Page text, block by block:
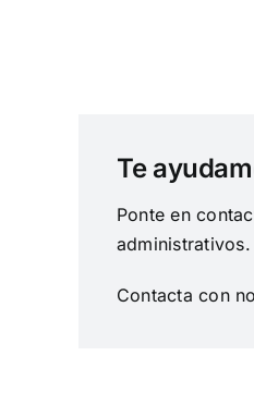
Te
Ponte en
administrativos.
Contacta con